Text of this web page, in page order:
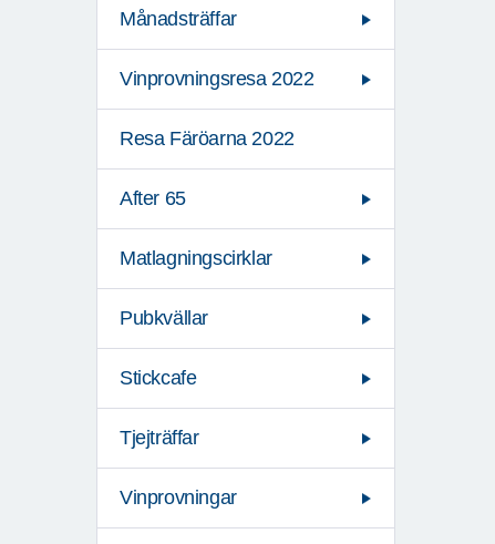
Månadsträffar
Vinprovningsresa 2022
Resa Färöarna 2022
After 65
Matlagningscirklar
Pubkvällar
Stickcafe
Tjejträffar
Vinprovningar